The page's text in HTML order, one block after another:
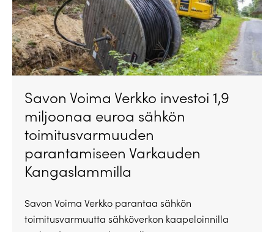
Savon Voima Verkko investoi 1,9
miljoonaa euroa sähkön
toimitusvarmuuden
parantamiseen Varkauden
Kangaslammilla
Savon Voima Verkko parantaa sähkön
toimitusvarmuutta sähköverkon kaapeloinnilla